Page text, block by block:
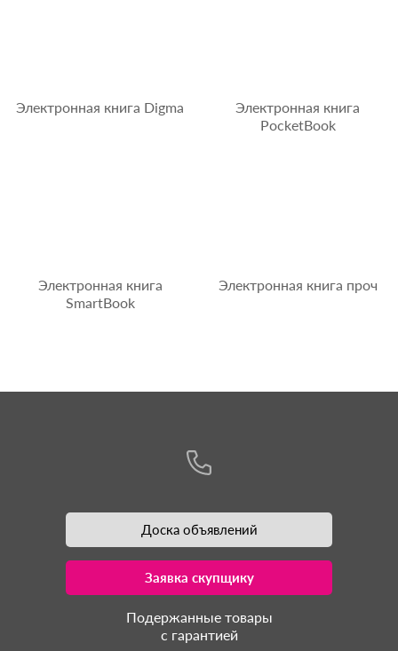
Электронная книга Digma
Электронная книга
PocketBook
Электронная книга
SmartBook
Электронная книга проч
Доска объявлений
Заявка скупщику
Подержанные товары
с гарантией